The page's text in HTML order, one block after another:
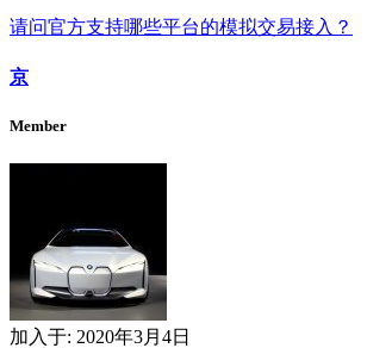
请问官方支持哪些平台的模拟交易接入？
京
Member
加入于: 2020年3月4日